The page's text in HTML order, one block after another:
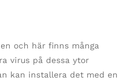
och här finns många
virus på dessa ytor
kan installera det med en